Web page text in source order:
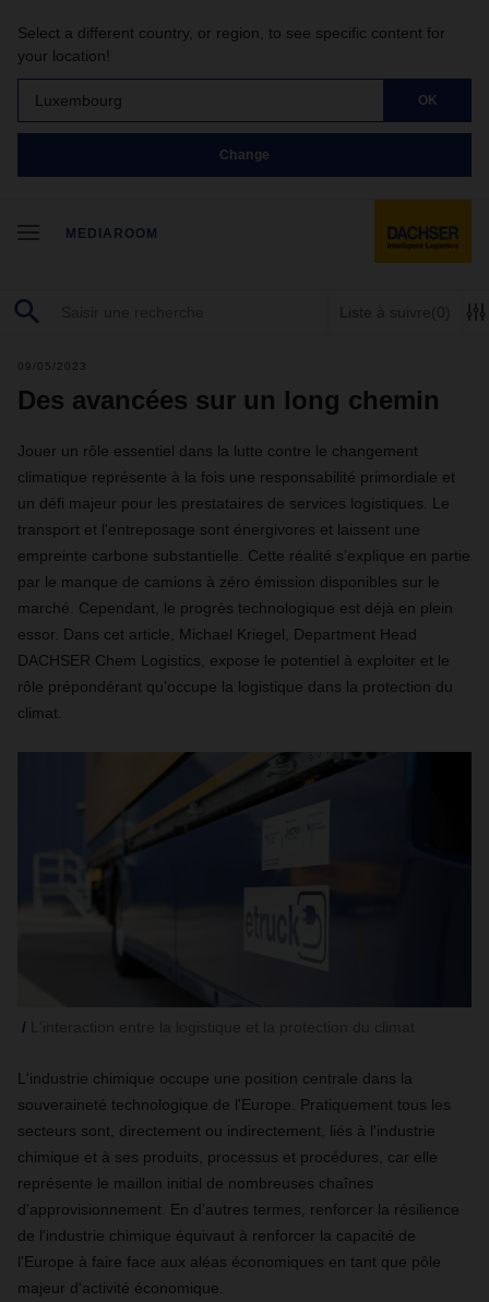
Select a different country, or region, to see specific content for
your location!
Luxembourg OK
Change
MEDIAROOM
Liste à suivre(0)
09/05/2023
Des avancées sur un long chemin
Jouer un rôle essentiel dans la lutte contre le changement
climatique représente à la fois une responsabilité primordiale et
un défi majeur pour les prestataires de services logistiques. Le
transport et l'entreposage sont énergivores et laissent une
empreinte carbone substantielle. Cette réalité s’explique en partie
par le manque de camions à zéro émission disponibles sur le
marché. Cependant, le progrès technologique est déjà en plein
essor. Dans cet article, Michael Kriegel, Department Head
DACHSER Chem Logistics, expose le potentiel à exploiter et le
rôle prépondérant qu’occupe la logistique dans la protection du
climat.
L'industrie chimique occupe une position centrale dans la
souveraineté technologique de l'Europe. Pratiquement tous les
secteurs sont, directement ou indirectement, liés à l'industrie
chimique et à ses produits, processus et procédures, car elle
représente le maillon initial de nombreuses chaînes
d'approvisionnement. En d’autres termes, renforcer la résilience
de l'industrie chimique équivaut à renforcer la capacité de
l'Europe à faire face aux aléas économiques en tant que pôle
majeur d'activité économique.